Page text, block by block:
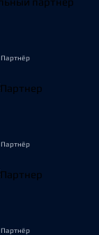
Партнёр
Партнёр
Партнёр